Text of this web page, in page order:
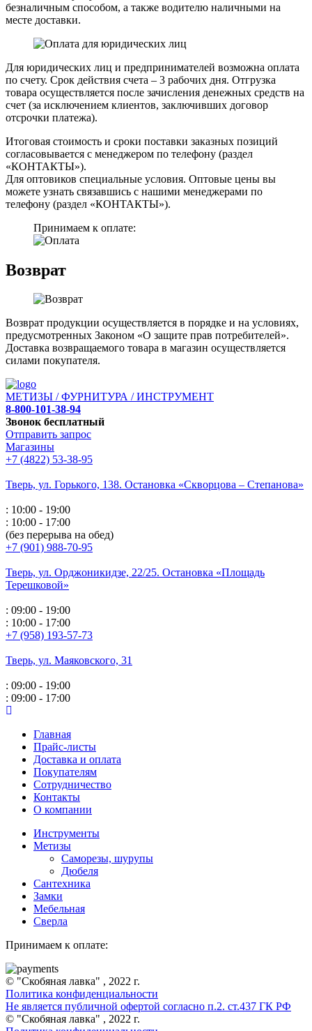
безналичным способом, а также водителю наличными на
месте доставки.
Для юридических лиц и предпринимателей возможна оплата
по счету. Срок действия счета – 3 рабочих дня. Отгрузка
товара осуществляется после зачисления денежных средств на
счет (за исключением клиентов, заключивших договор
отсрочки платежа).
Итоговая стоимость и сроки поставки заказных позиций
согласовывается с менеджером по телефону (раздел
«КОНТАКТЫ»).
Для оптовиков специальные условия. Оптовые цены вы
можете узнать связавшись с нашими менеджерами по
телефону (раздел «КОНТАКТЫ»).
Принимаем к оплате:
Возврат
Возврат продукции осуществляется в порядке и на условиях,
предусмотренных Законом «О защите прав потребителей».
Доставка возвращаемого товара в магазин осуществляется
силами покупателя.
МЕТИЗЫ / ФУРНИТУРА / ИНСТРУМЕНТ
8-800-101-38-94
Звонок бесплатный
Отправить запрос
Магазины
+7 (4822) 53-38-95
Тверь, ул. Горького, 138. Остановка «Скворцова – Степанова»
: 10:00 - 19:00
: 10:00 - 17:00
(без перерыва на обед)
+7 (901) 988-70-95
Тверь, ул. Орджоникидзе, 22/25. Остановка «Площадь
Терешковой»
: 09:00 - 19:00
: 10:00 - 17:00
+7 (958) 193-57-73
Тверь, ул. Маяковского, 31
: 09:00 - 19:00
: 09:00 - 17:00
Главная
Прайс-листы
Доставка и оплата
Покупателям
Сотрудничество
Контакты
О компании
Инструменты
Метизы
Саморезы, шурупы
Дюбеля
Сантехника
Замки
Мебельная
Сверла
Принимаем к оплате:
© "Скобяная лавка" , 2022 г.
Политика конфиденциальности
Не является публичной офертой согласно п.2. ст.437 ГК РФ
© "Скобяная лавка" , 2022 г.